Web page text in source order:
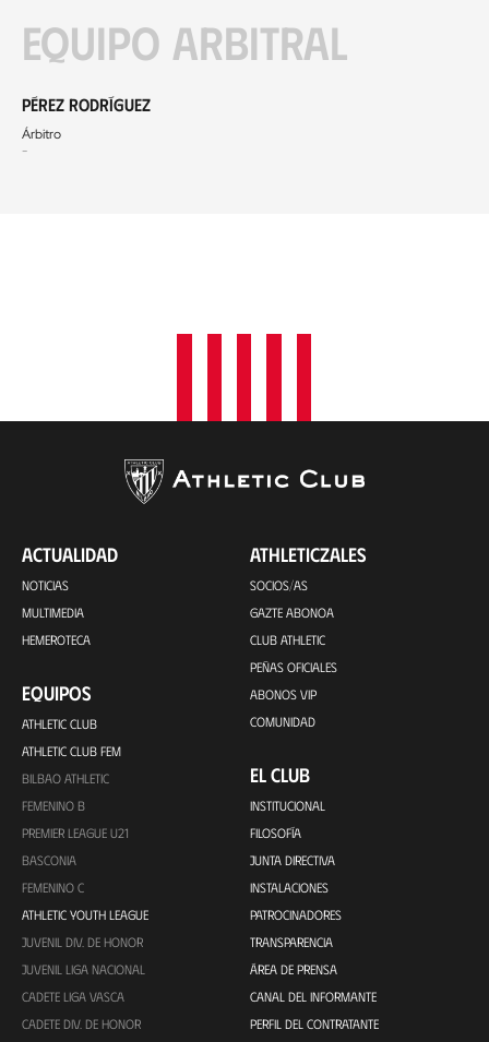
Equipo arbitral
Pérez Rodríguez
Árbitro
-
ACTUALIDAD
NOTICIAS
MULTIMEDIA
HEMEROTECA
EQUIPOS
ATHLETIC CLUB
ATHLETIC CLUB FEM
BILBAO ATHLETIC
FEMENINO B
PREMIER LEAGUE U21
BASCONIA
FEMENINO C
ATHLETIC YOUTH LEAGUE
JUVENIL DIV. DE HONOR
JUVENIL LIGA NACIONAL
CADETE LIGA VASCA
CADETE DIV. DE HONOR
ATHLETICZALES
SOCIOS/AS
GAZTE ABONOA
CLUB ATHLETIC
PEÑAS OFICIALES
ABONOS VIP
COMUNIDAD
EL CLUB
INSTITUCIONAL
FILOSOFÍA
JUNTA DIRECTIVA
INSTALACIONES
PATROCINADORES
TRANSPARENCIA
ÁREA DE PRENSA
CANAL DEL INFORMANTE
PERFIL DEL CONTRATANTE